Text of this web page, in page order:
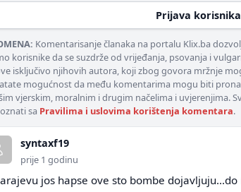
Prijava korisnika
Komentarisanje članaka na portalu Klix.ba
korisnike da se suzdrže od vrijeđanja, psovanja i
isključivo njihovih autora, koji zbog govora mržnje
mogućnost da među komentarima mogu biti
vjerskim, moralnim i drugim načelima i uvjerenjima.
sa Pravilima i uslovima korištenja komentara.
syntaxf19
prije 1 godinu
jos hapse ove sto bombe